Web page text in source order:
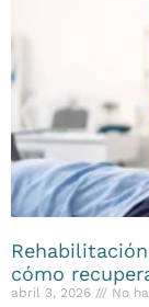
cómo
abril 3, 2026 No